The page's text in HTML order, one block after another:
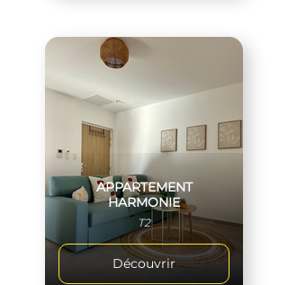
APPARTEMENT
HARMONIE
T2
Découvrir